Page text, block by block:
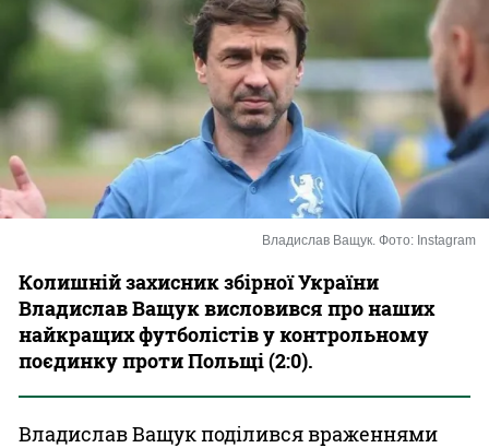
Різне
Букмекери
Казино
Владислав Ващук. Фото: Instagram
Колишній захисник збірної України
Владислав Ващук висловився про наших
найкращих футболістів у контрольному
поєдинку проти Польщі (2:0).
Владислав Ващук поділився враженнями